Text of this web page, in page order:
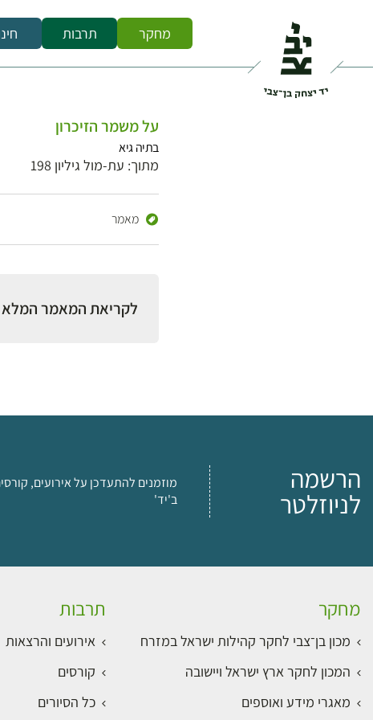
מחקר תרבות
על משמר הזיכרון
בתיה גיא
מתוך: עת-מול גיליון 198
מאמר
לקריאת המאמר המלא
הרשמה
לניוזלטר
מוזמנים להתעדכן על אירועים,
ב'יד'
מחקר
מכון בן־צבי לחקר קהילות ישראל במזרח
המכון לחקר ארץ ישראל ויישובה
מאגרי מידע ואוספים
תרבות
אירועים והרצאות
קורסים
כל הסיורים